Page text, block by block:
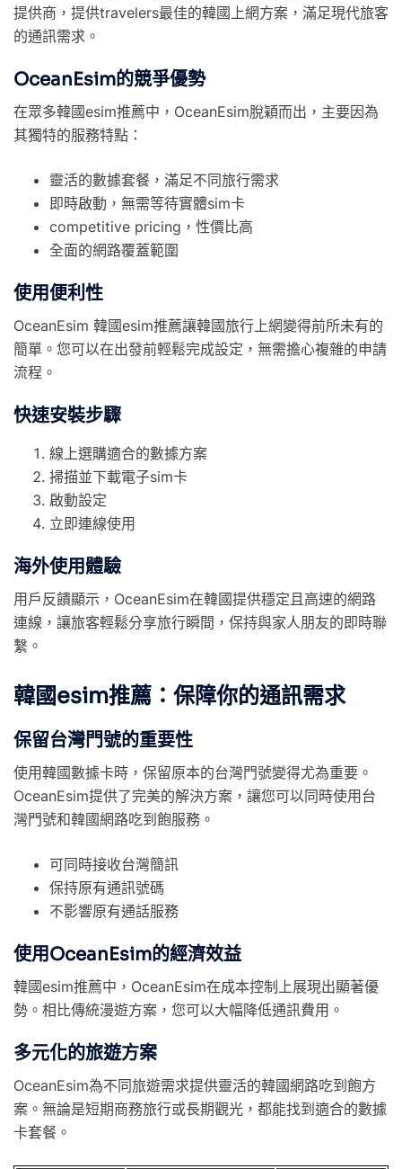
提供商，提供travelers最佳的韓國上網方案，滿足現代旅客
的通訊需求。
OceanEsim的競爭優勢
在眾多韓國esim推薦中，OceanEsim脫穎而出，主要因為
其獨特的服務特點：
靈活的數據套餐，滿足不同旅行需求
即時啟動，無需等待實體sim卡
competitive pricing，性價比高
全面的網路覆蓋範圍
使用便利性
OceanEsim 韓國esim推薦讓韓國旅行上網變得前所未有的
簡單。您可以在出發前輕鬆完成設定，無需擔心複雜的申請
流程。
快速安裝步驟
線上選購適合的數據方案
掃描並下載電子sim卡
啟動設定
立即連線使用
海外使用體驗
用戶反饋顯示，OceanEsim在韓國提供穩定且高速的網路
連線，讓旅客輕鬆分享旅行瞬間，保持與家人朋友的即時聯
繫。
韓國esim推薦：保障你的通訊需求
保留台灣門號的重要性
使用韓國數據卡時，保留原本的台灣門號變得尤為重要。
OceanEsim提供了完美的解決方案，讓您可以同時使用台
灣門號和韓國網路吃到飽服務。
可同時接收台灣簡訊
保持原有通訊號碼
不影響原有通話服務
使用OceanEsim的經濟效益
韓國esim推薦中，OceanEsim在成本控制上展現出顯著優
勢。相比傳統漫遊方案，您可以大幅降低通訊費用。
多元化的旅遊方案
OceanEsim為不同旅遊需求提供靈活的韓國網路吃到飽方
案。無論是短期商務旅行或長期觀光，都能找到適合的數據
卡套餐。